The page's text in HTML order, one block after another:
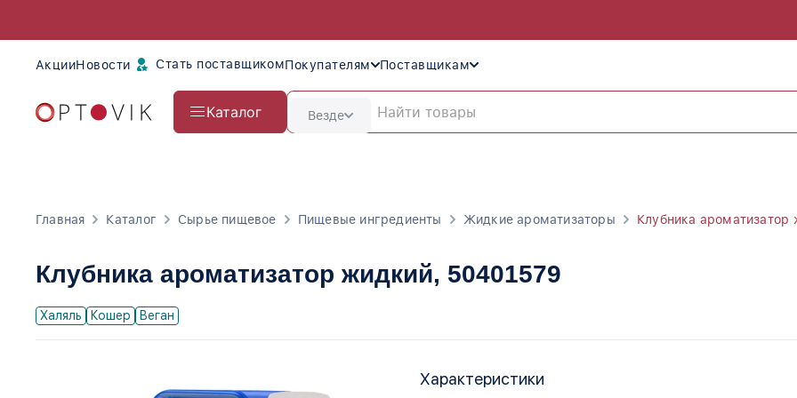
АкцииНовости Стать поставщикомПокупателям Поставщикам
Каталог Везде
Главная Каталог Сырье пищевое Пищевые ингредиенты Жидкие ароматизаторы Клубника ароматизатор
Клубника ароматизатор жидкий, 50401579
Халяль Кошер Веган
Характеристики